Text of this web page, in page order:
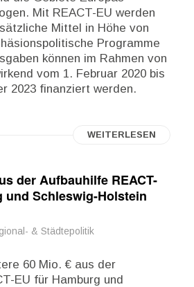
Mit REACT-EU werden
Mittel in Höhe von
Programme
können im Rahmen von
vom 1. Februar 2020 bis
2023 finanziert werden.
WEITERLESEN
der Aufbauhilfe REACT-
und Schleswig-Holstein
& Städtepolitik
60 Mio. € aus der
EU für Hamburg und